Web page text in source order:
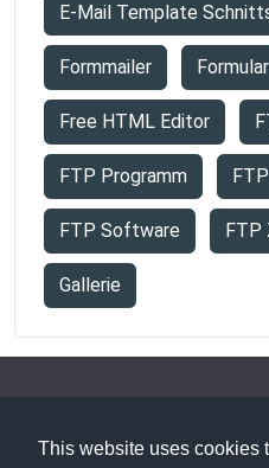
This website uses cookies
E-Mail Template
Formmailer Formular
Free HTML Editor
FTP Programm
FTP Software FTP
Gallerie